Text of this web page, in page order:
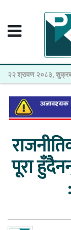
२२ श्रावण २०८३,
पूरा